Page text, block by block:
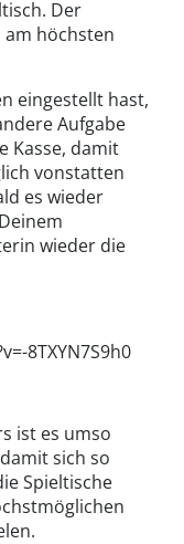
Der
am höchsten
eingestellt hast,
Aufgabe
Kasse, damit
vonstatten
es wieder
wieder die
8TXYN7S9h0
ist es umso
sich so
Spieltische